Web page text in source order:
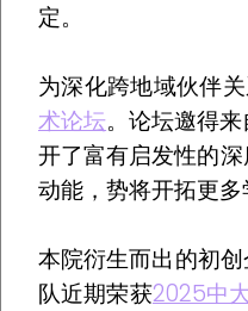
定。
为深化跨地域伙伴
术论坛。论坛邀得
开了富有启发性的
动能，势将开拓更多
本院衍生而出的初
队近期荣获2025中